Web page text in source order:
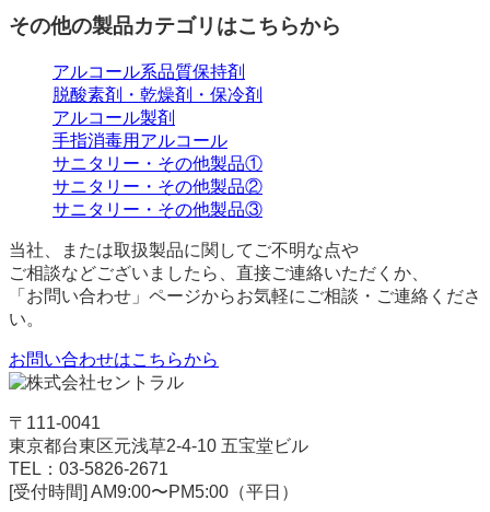
その他の製品カテゴリはこちらから
アルコール系品質保持剤
脱酸素剤・乾燥剤・保冷剤
アルコール製剤
手指消毒用アルコール
サニタリー・その他製品①
サニタリー・その他製品②
サニタリー・その他製品③
当社、または取扱製品に関してご不明な点や
ご相談などございましたら、直接ご連絡いただくか、
「お問い合わせ」ページからお気軽にご相談・ご連絡くださ
い。
お問い合わせはこちらから
〒111-0041
東京都台東区元浅草2-4-10 五宝堂ビル
TEL：03-5826-2671
[受付時間] AM9:00〜PM5:00（平日）